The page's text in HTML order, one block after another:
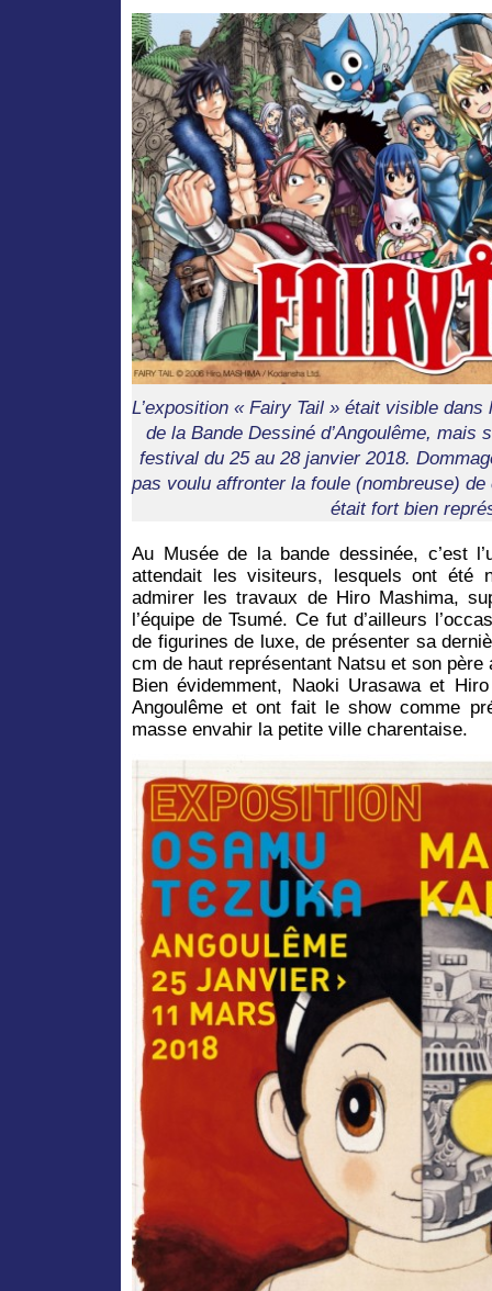
L’exposition « Fairy Tail » était visible
de la Bande Dessiné d’Angoulême, mais
festival du 25 au 28 janvier 2018.
pas voulu affronter la foule (nombreuse)
était fort bien
Au Musée de la bande dessinée, c’est
attendait les visiteurs, lesquels ont été
admirer les travaux de Hiro Mashima,
l’équipe de Tsumé. Ce fut d’ailleurs
de figurines de luxe, de présenter sa
cm de haut représentant Natsu et son père
Bien évidemment, Naoki Urasawa et
Angoulême et ont fait le show comme
masse envahir la petite ville charentaise.